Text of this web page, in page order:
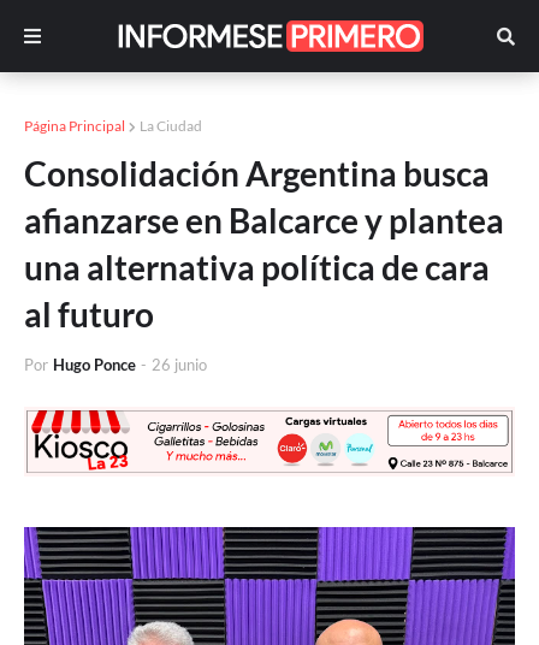
Página Principal La Ciudad
Consolidación Argentina busca
afianzarse en Balcarce y plantea
una alternativa política de cara
al futuro
Por Hugo Ponce - 26 junio